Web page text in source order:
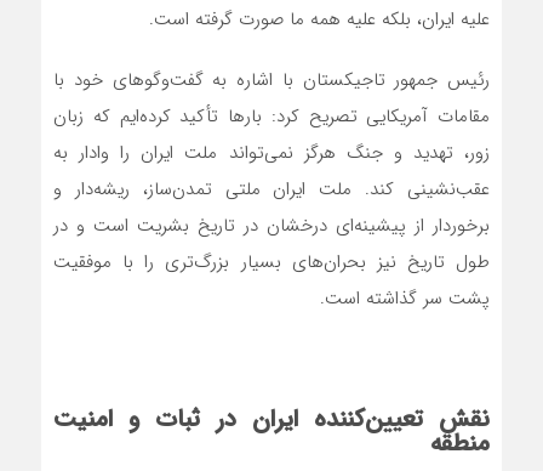
علیه ایران، بلکه علیه همه ما صورت گرفته است.
رئیس جمهور تاجیکستان با اشاره به گفت‌وگوهای خود با
مقامات آمریکایی تصریح کرد: بارها تأکید کرده‌ایم که زبان
زور، تهدید و جنگ هرگز نمی‌تواند ملت ایران را وادار به
عقب‌نشینی کند. ملت ایران ملتی تمدن‌ساز، ریشه‌دار و
برخوردار از پیشینه‌ای درخشان در تاریخ بشریت است و در
طول تاریخ نیز بحران‌های بسیار بزرگ‌تری را با موفقیت
پشت سر گذاشته است.
نقش تعیین‌کننده ایران در ثبات و امنیت
منطقه